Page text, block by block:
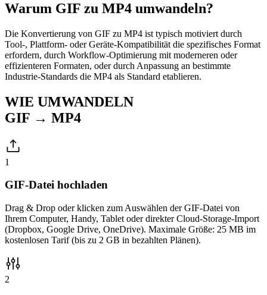
Warum GIF zu MP4 umwandeln?
Die Konvertierung von GIF zu MP4 ist typisch motiviert durch
Tool-, Plattform- oder Geräte-Kompatibilität die spezifisches Format
erfordern, durch Workflow-Optimierung mit moderneren oder
effizienteren Formaten, oder durch Anpassung an bestimmte
Industrie-Standards die MP4 als Standard etablieren.
WIE UMWANDELN
GIF → MP4
1
GIF-Datei hochladen
Drag & Drop oder klicken zum Auswählen der GIF-Datei von
Ihrem Computer, Handy, Tablet oder direkter Cloud-Storage-Import
(Dropbox, Google Drive, OneDrive). Maximale Größe: 25 MB im
kostenlosen Tarif (bis zu 2 GB in bezahlten Plänen).
2